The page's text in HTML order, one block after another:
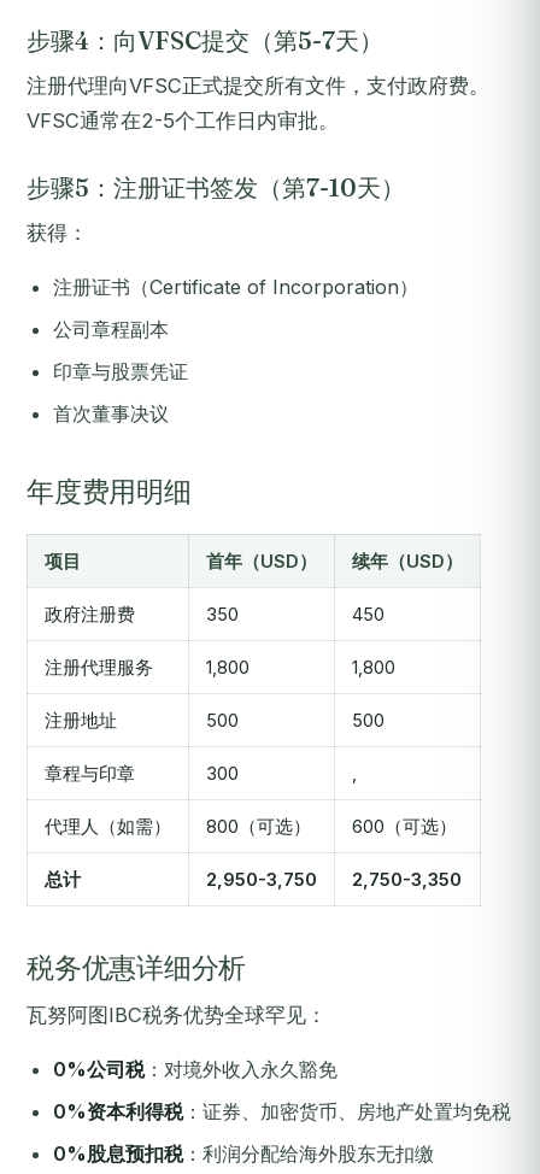
步骤4：向VFSC提交（第5-7天）
注册代理向VFSC正式提交所有文件，支付政府费。
VFSC通常在2-5个工作日内审批。
步骤5：注册证书签发（第7-10天）
获得：
注册证书（Certificate of Incorporation）
公司章程副本
印章与股票凭证
首次董事决议
年度费用明细
项目 首年（USD） 续年（USD）
政府注册费 350 450
注册代理服务 1,800 1,800
注册地址 500 500
章程与印章 300
代理人（如需） 800（可选） 600（可选）
总计 2,950-3,750 2,750-3,350
税务优惠详细分析
瓦努阿图IBC税务优势全球罕见：
0%公司税：对境外收入永久豁免
0%资本利得税：证券、加密货币、房地产处置均免税
0%股息预扣税：利润分配给海外股东无扣缴